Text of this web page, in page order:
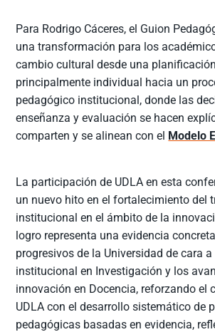
Para Rodrigo Cáceres, el Guion
una transformación para los
cambio cultural desde una
principalmente individual hacia un
pedagógico institucional, donde las
enseñanza y evaluación se hacen
comparten y se alinean con el Modelo
La participación de UDLA en esta
un nuevo hito en el fortalecimiento del
institucional en el ámbito de la
logro representa una evidencia
progresivos de la Universidad de cara
institucional en Investigación y los
innovación en Docencia, reforzando el
UDLA con el desarrollo sistemático de
pedagógicas basadas en evidencia,